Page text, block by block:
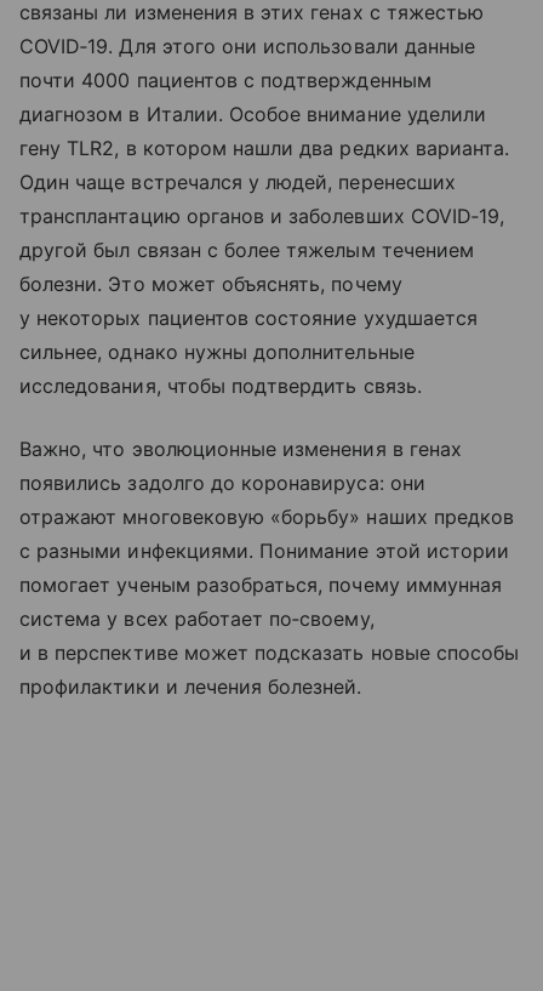
связаны ли изменения в этих генах с тяжестью
COVID‑19. Для этого они использовали данные
почти 4000 пациентов с подтвержденным
диагнозом в Италии. Особое внимание уделили
гену TLR2, в котором нашли два редких варианта.
Один чаще встречался у людей, перенесших
трансплантацию органов и заболевших COVID‑19,
другой был связан с более тяжелым течением
болезни. Это может объяснять, почему
у некоторых пациентов состояние ухудшается
сильнее, однако нужны дополнительные
исследования, чтобы подтвердить связь.
Важно, что эволюционные изменения в генах
появились задолго до коронавируса: они
отражают многовековую «борьбу» наших предков
с разными инфекциями. Понимание этой истории
помогает ученым разобраться, почему иммунная
система у всех работает по‑своему,
и в перспективе может подсказать новые способы
профилактики и лечения болезней.